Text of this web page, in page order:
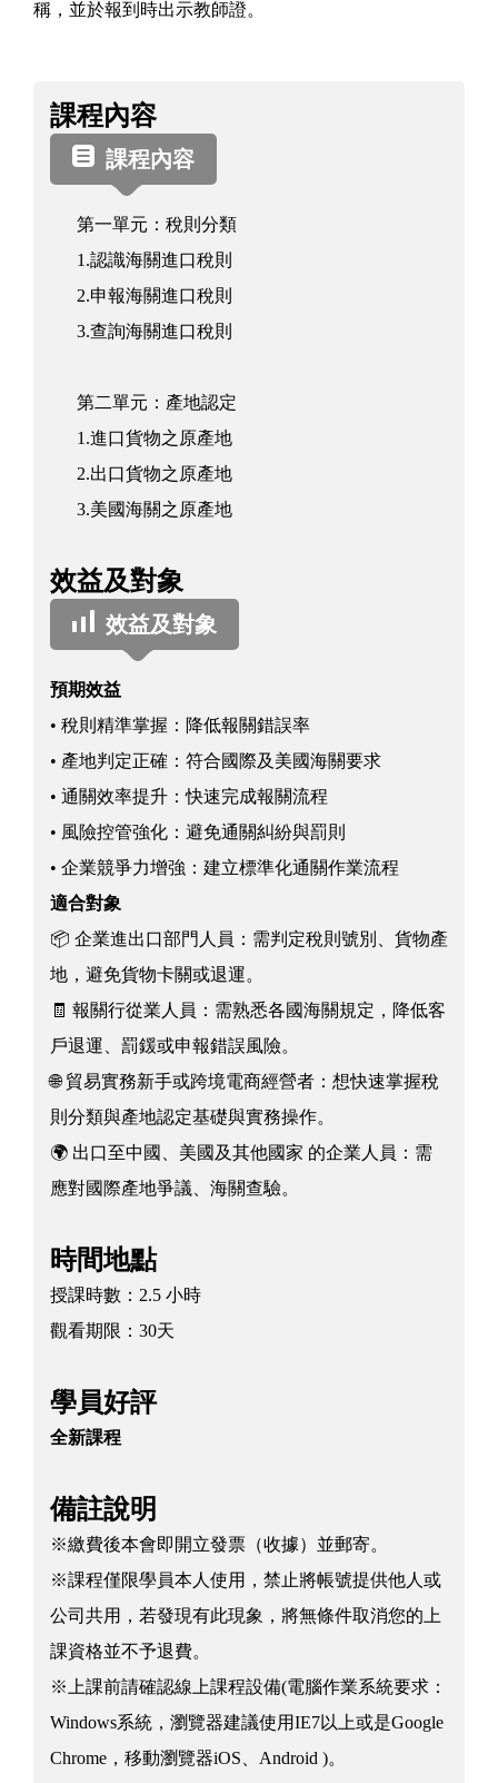
稱，並於報到時出示教師證。
課
程
資
訊
課程內容
課程內容
第一單元：稅則分類
1.認識海關進口稅則
2.申報海關進口稅則
3.查詢海關進口稅則
第二單元：產地認定
1.進口貨物之原產地
2.出口貨物之原產地
3.美國海關之原產地
效益及對象
效益及對象
預期效益
• 稅則精準掌握：降低報關錯誤率
• 產地判定正確：符合國際及美國海關要求
• 通關效率提升：快速完成報關流程
• 風險控管強化：避免通關糾紛與罰則
• 企業競爭力增強：建立標準化通關作業流程
適合對象
📦 企業進出口部門人員：需判定稅則號別、貨物產
地，避免貨物卡關或退運。
🧾 報關行從業人員：需熟悉各國海關規定，降低客
戶退運、罰鍰或申報錯誤風險。
🌐 貿易實務新手或跨境電商經營者：想快速掌握稅
則分類與產地認定基礎與實務操作。
🌍 出口至中國、美國及其他國家 的企業人員：需
應對國際產地爭議、海關查驗。
時間地點
授課時數： 2.5 小時
觀看期限： 30天
學員好評
全新課程
備註說明
※繳費後本會即開立發票（收據）並郵寄。
※課程僅限學員本人使用，禁止將帳號提供他人或
公司共用，若發現有此現象，將無條件取消您的上
課資格並不予退費。
※上課前請確認線上課程設備(電腦作業系統要求：
Windows系統，瀏覽器建議使用IE7以上或是Google
Chrome，移動瀏覽器iOS、Android )。